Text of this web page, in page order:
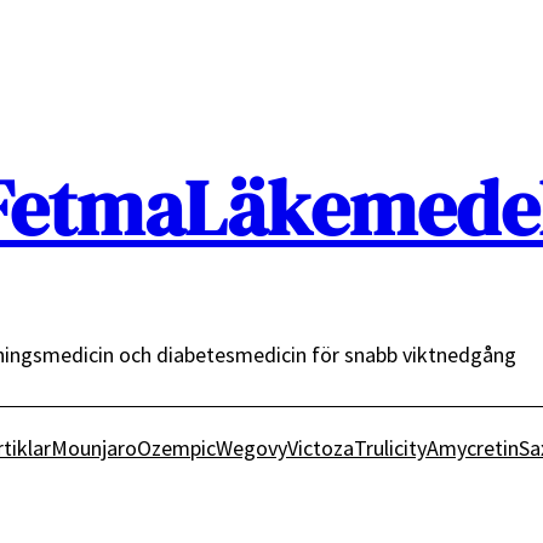
och diabetesmedicin för snabb viktnedgång
MounjaroOzempicWegovyVictozaTrulicityAmycretin